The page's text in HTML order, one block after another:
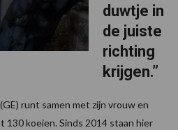
duwtje in
de juiste
richting
krijgen.”
runt samen met zijn vrouw en
130 koeien. Sinds 2014 staan hier